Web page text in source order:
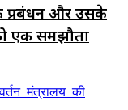
प्रबंधन और उसके
एक समझौता